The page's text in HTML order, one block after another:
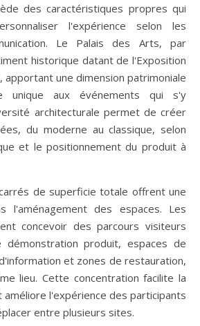
des caractéristiques propres qui
l'expérience selon les
Le Palais des Arts, par
historique datant de l'Exposition
apportant une dimension patrimoniale
unique aux événements qui s'y
architecturale permet de créer
du moderne au classique, selon
et le positionnement du produit à
de superficie totale offrent une
l'aménagement des espaces. Les
concevoir des parcours visiteurs
produit, espaces de
et zones de restauration,
lieu. Cette concentration facilite la
l'expérience des participants
entre plusieurs sites.